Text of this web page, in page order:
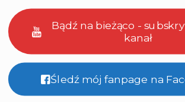
Bądź na bieżąco -
kanał
Śledź mój fanpage na